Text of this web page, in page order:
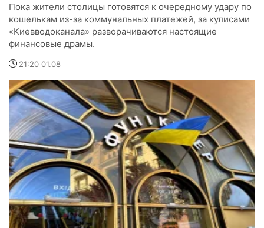
Пока жители столицы готовятся к очередному удару по
кошелькам из-за коммунальных платежей, за кулисами
«Киевводоканала» разворачиваются настоящие
финансовые драмы.
21:20 01.08